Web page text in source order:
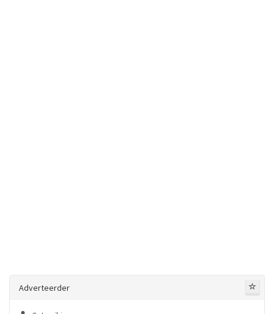
Adverteerder